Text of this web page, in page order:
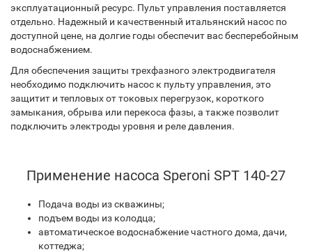
эксплуатационный ресурс. Пульт управления поставляется
отдельно. Надежный и качественный итальянский насос по
доступной цене, на долгие годы обеспечит вас бесперебойным
водоснабжением.
Для обеспечения защиты трехфазного электродвигателя
необходимо подключить насос к пульту управления, это
защитит и тепловых от токовых перегрузок, короткого
замыкания, обрыва или перекоса фазы, а также позволит
подключить электроды уровня и реле давления.
Применение насоса Speroni SPT 140-27
Подача воды из скважины;
подъем воды из колодца;
автоматическое водоснабжение частного дома, дачи,
коттеджа;